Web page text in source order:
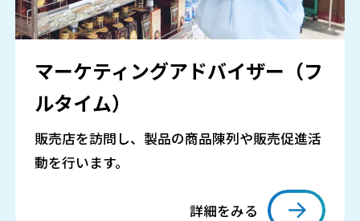
マーケティングアドバイザー（フ
ルタイム）
販売店を訪問し、製品の商品陳列や販売促進活
動を行います。
詳細をみる